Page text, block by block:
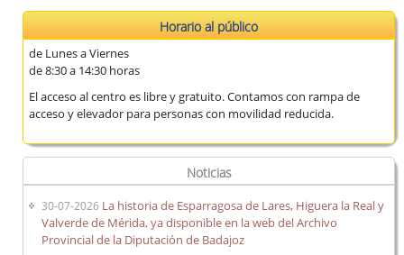
Horario al público
de Lunes a Viernes
de 8:30 a 14:30 horas
El acceso al centro es libre y gratuito. Contamos con rampa de
acceso y elevador para personas con movilidad reducida.
Noticias
30-07-2026 La historia de Esparragosa de Lares, Higuera la Real y
Valverde de Mérida, ya disponible en la web del Archivo
Provincial de la Diputación de Badajoz